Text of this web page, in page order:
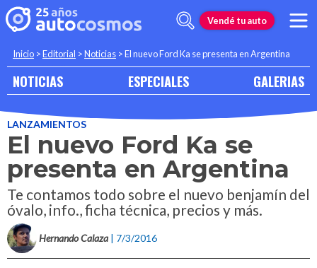
Vendé tu auto
Inicio >Editorial >Noticias >El nuevo Ford Ka se presenta en Argentina
NOTICIAS ESPECIALES GALERIAS
LANZAMIENTOS
El nuevo Ford Ka se
presenta en Argentina
Te contamos todo sobre el nuevo benjamín del
óvalo, info., ficha técnica, precios y más.
Hernando Calaza | 7/3/2016